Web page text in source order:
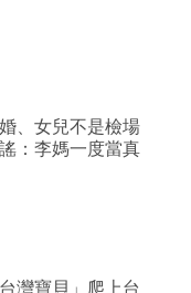
、女兒不是檢場
：李媽一度當真
灣寶貝」爬上台